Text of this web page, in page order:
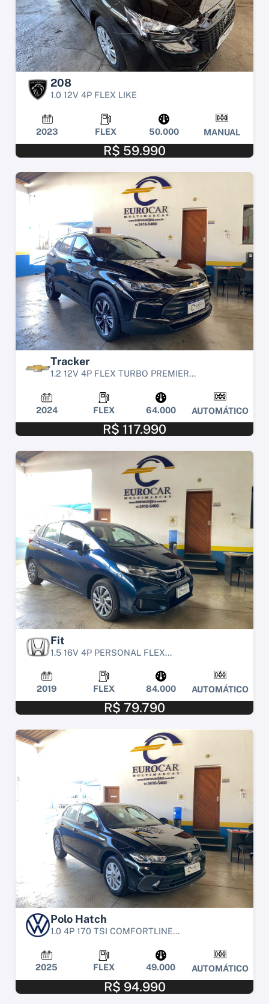
208
1.0 12V 4P FLEX LIKE
2023 FLEX 50.000 MANUAL
R$ 59.990
Tracker
1.2 12V 4P FLEX TURBO PREMIER...
2024 FLEX 64.000 AUTOMÁTICO
R$ 117.990
Fit
1.5 16V 4P PERSONAL FLEX...
2019 FLEX 84.000 AUTOMÁTICO
R$ 79.790
Polo Hatch
1.0 4P 170 TSI COMFORTLINE...
2025 FLEX 49.000 AUTOMÁTICO
R$ 94.990